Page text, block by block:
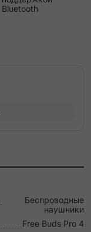
Bluetooth
Беспроводные
наушники
Free Buds Pro 4